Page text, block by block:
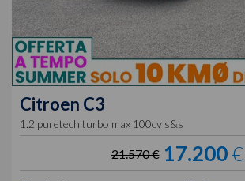
Citroen C3
1.2 puretech turbo max 100cv s&s
21.570 € 17.200€